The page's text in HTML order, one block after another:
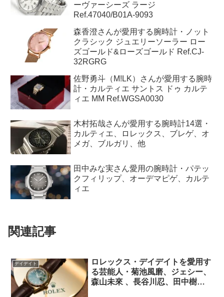
ーヴァーシーズ ラージ
Ref.47040/B01A-9093
森香澄さんが愛用する腕時計・ノット
クラシック ジュエリーソーラー ロー
ズゴールド&ローズゴールド Ref.CJ-
32RGRG
佐野勇斗（M!LK）さんが愛用する腕時
計・カルティエ サントス ドゥ カルテ
ィエ MM Ref.WGSA0030
木村拓哉さんが愛用する腕時計14選・
カルティエ、ロレックス、ブレゲ、オ
メガ、ブルガリ、他
田中みな実さん愛用の腕時計・パテッ
クフィリップ、オーデマピゲ、カルテ
ィエ
関連記事
デイデイト
ロレックス・デイデイトを愛用す
る芸能人・菊池風磨、ジェシー、
森山未來 、長谷川忍、田中樹、